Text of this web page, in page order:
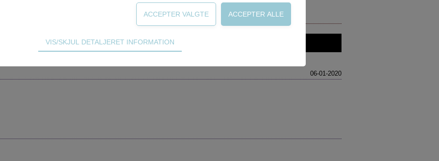
gratis i en måned.
06-01-2020
for hjemmesidens grundlæggende funktioner som fx navigation, adgangskontrol
(tracking-cookies) indsamler brugerens digitale fodspor på tværs af flere hjemmesider og
VIS/SKJUL DETALJERET INFORMATION